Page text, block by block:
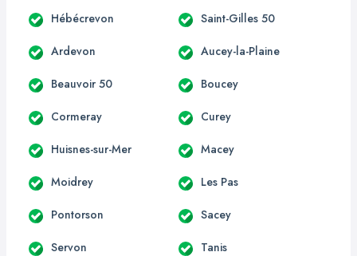
Hébécrevon Saint-Gilles 50
Ardevon Aucey-la-Plaine
Beauvoir 50 Boucey
Cormeray Curey
Huisnes-sur-Mer Macey
Moidrey Les Pas
Pontorson Sacey
Servon Tanis